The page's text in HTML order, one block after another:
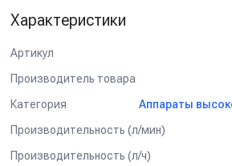
Дополнительная
Задержка выключения двигателя
до 50 сек)
Рама настенная
Барабан для шланга от 10 м до 50 м
Пенокомплект
Характеристики
Артикул
Производитель товара
Категория
Аппараты
Производительность (л/мин)
Производительность (л/ч)